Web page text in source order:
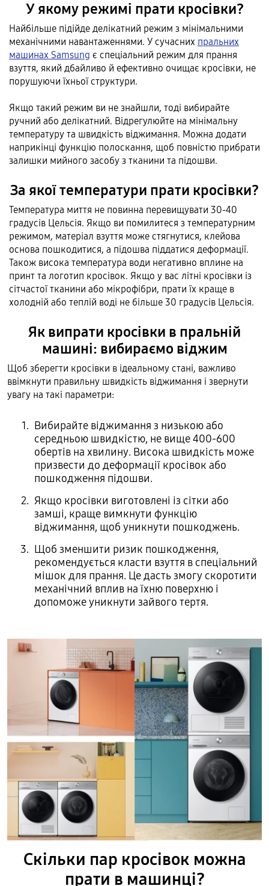
У якому режимі прати кросівки?
Найбільше підійде делікатний режим з мінімальними
механічними навантаженнями. У сучасних пральних
машинах Samsung є спеціальний режим для прання
взуття, який дбайливо й ефективно очищає кросівки, не
порушуючи їхньої структури.
Якщо такий режим ви не знайшли, тоді вибирайте
ручний або делікатний. Відрегулюйте на мінімальну
температуру та швидкість віджимання. Можна додати
наприкінці функцію полоскання, щоб повністю прибрати
залишки мийного засобу з тканини та підошви.
За якої температури прати кросівки?
Температура миття не повинна перевищувати 30-40
градусів Цельсія. Якщо ви помилитеся з температурним
режимом, матеріал взуття може стягнутися, клейова
основа пошкодитися, а підошва піддатися деформації.
Також висока температура води негативно вплине на
принт та логотип кросівок. Якщо у вас літні кросівки із
сітчастої тканини або мікрофібри, прати їх краще в
холодній або теплій воді не більше 30 градусів Цельсія.
Як випрати кросівки в пральній
машині: вибираємо віджим
Щоб зберегти кросівки в ідеальному стані, важливо
ввімкнути правильну швидкість віджимання і звернути
увагу на такі параметри:
Вибирайте віджимання з низькою або
середньою швидкістю, не вище 400-600
обертів на хвилину. Висока швидкість може
призвести до деформації кросівок або
пошкодження підошви.
Якщо кросівки виготовлені із сітки або
замші, краще вимкнути функцію
віджимання, щоб уникнути пошкоджень.
Щоб зменшити ризик пошкодження,
рекомендується класти взуття в спеціальний
мішок для прання. Це дасть змогу скоротити
механічний вплив на їхню поверхню і
допоможе уникнути зайвого тертя.
Скільки пар кросівок можна
прати в машинці?